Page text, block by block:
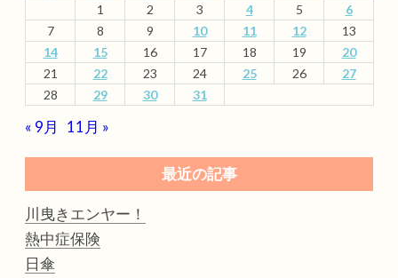
1
2 3 4 5
6
7
8 9 10 11 12
13
14
15 16 17 18 19
20
21
22 23 24 25 26
27
28
29 30 31
« 9月 11月 »
最近の記事
川曳きエンヤー！
熱中症保険
日傘